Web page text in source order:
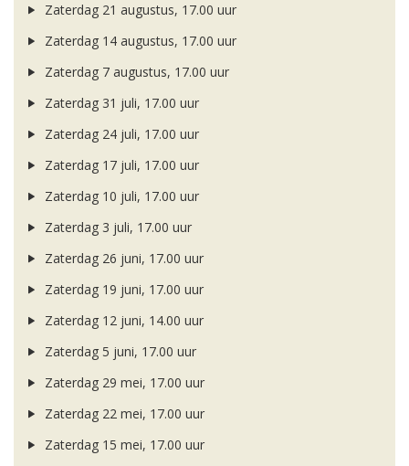
Zaterdag 21 augustus, 17.00 uur
Zaterdag 14 augustus, 17.00 uur
Zaterdag 7 augustus, 17.00 uur
Zaterdag 31 juli, 17.00 uur
Zaterdag 24 juli, 17.00 uur
Zaterdag 17 juli, 17.00 uur
Zaterdag 10 juli, 17.00 uur
Zaterdag 3 juli, 17.00 uur
Zaterdag 26 juni, 17.00 uur
Zaterdag 19 juni, 17.00 uur
Zaterdag 12 juni, 14.00 uur
Zaterdag 5 juni, 17.00 uur
Zaterdag 29 mei, 17.00 uur
Zaterdag 22 mei, 17.00 uur
Zaterdag 15 mei, 17.00 uur